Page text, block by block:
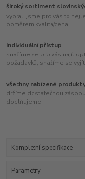
široký sortiment
vybrali jsme pro vás to
poměrem kvalita/cena
individuální přístup
snažíme se pro vás najít
požadavků, snažíme se
všechny nabízené
držíme dostatečnou
doplňujeme
Kompletní specifikace
Parametry